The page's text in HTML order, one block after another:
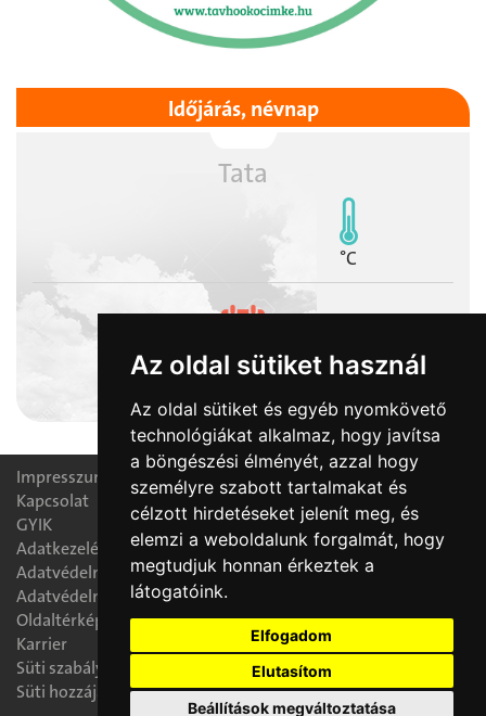
Az oldal sütiket használ
Az oldal sütiket és egyéb nyomkövető
technológiákat alkalmaz, hogy javítsa
a böngészési élményét, azzal hogy
személyre szabott tartalmakat és
célzott hirdetéseket jelenít meg, és
elemzi a weboldalunk forgalmát, hogy
megtudjuk honnan érkeztek a
látogatóink.
Elfogadom
Elutasítom
Beállítások megváltoztatása
Időjárás, névnap
Tata
°C
2026-08-10
Impresszum
Kapcsolat
GYIK
Adatkezelési nyilatkozat
Adatvédelmi tájékoztató
Adatvédelmi tisztségviselő
Oldaltérkép
Karrier
Süti szabályzat
Süti hozzájárulás módosítása